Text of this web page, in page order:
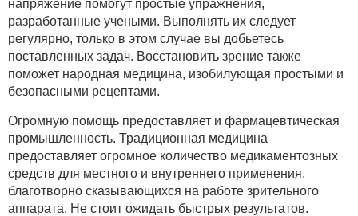
напряжение помогут простые упражнения,
разработанные учеными. Выполнять их следует
регулярно, только в этом случае вы добьетесь
поставленных задач. Восстановить зрение также
поможет народная медицина, изобилующая простыми и
безопасными рецептами.
Огромную помощь предоставляет и фармацевтическая
промышленность. Традиционная медицина
предоставляет огромное количество медикаментозных
средств для местного и внутреннего применения,
благотворно сказывающихся на работе зрительного
аппарата. Не стоит ожидать быстрых результатов.